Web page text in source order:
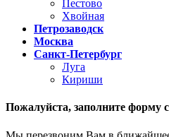
Пестово
Хвойная
Петрозаводск
Москва
Санкт-Петербург
Луга
Кириши
Пожалуйста, заполните форму